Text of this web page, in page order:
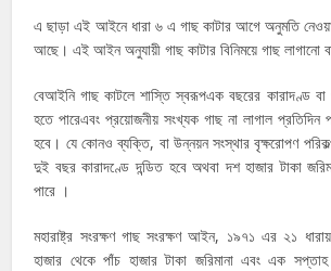
এ ছাড়া এই আইনে ধারা ৬ এ গাছ কাটার আগে অনুমতি
আছে। এই আইন অনুযায়ী গাছ কাটার বিনিময়ে গাছ লাগানো
বেআইনি গাছ কাটলে শাস্তি স্বরূপএক বছরের কারাদণ্ড বা
হতে পারেএবং প্রয়োজনীয় সংখ্যক গাছ না লাগাল প্রতিদিন
হবে। যে কোনও ব্যক্তি, বা উন্নয়ন সংস্থার বৃক্ষরোপণ
দুই বছর কারাদণ্ডে দন্ডিত হবে অথবা দশ হাজার টাকা
পারে ।
মহারাষ্ট্র সংরক্ষণ গাছ সংরক্ষণ আইন, ১৯৭১ এর ২১
হাজার থেকে পাঁচ হাজার টাকা জরিমানা এবং এক